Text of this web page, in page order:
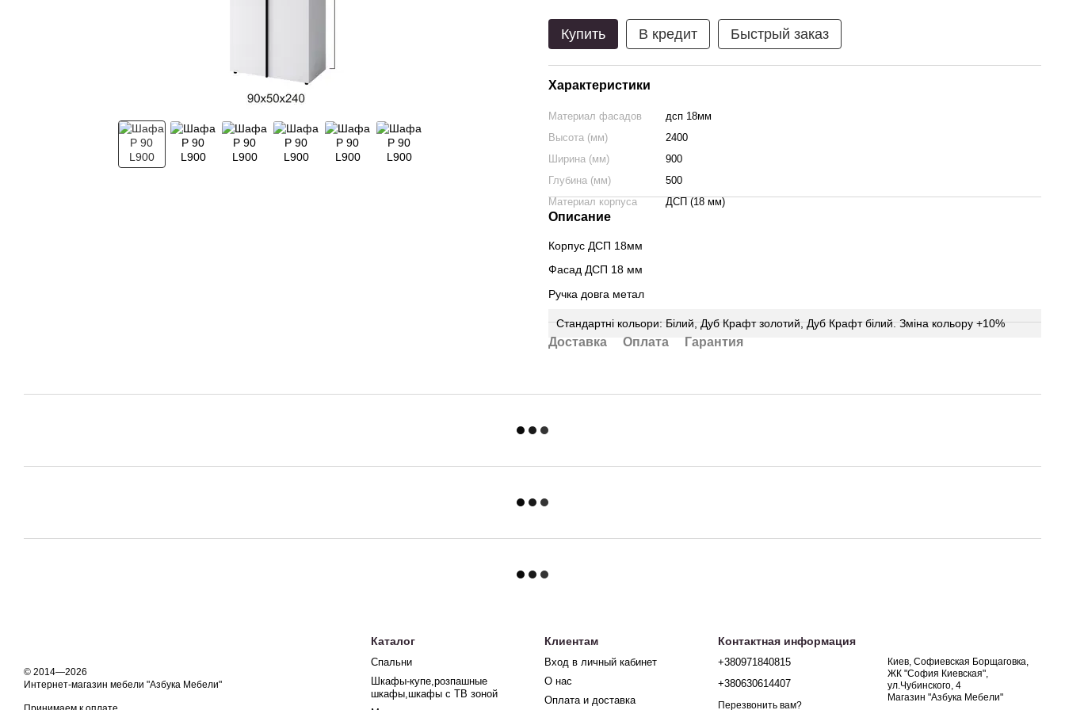
Купить В кредит Быстрый заказ
Характеристики
Материал фасадов
дсп 18мм
Высота (мм)
2400
Ширина (мм)
900
Глубина (мм)
500
Материал корпуса
ДСП (18 мм)
Описание
Корпус ДСП 18мм
Фасад ДСП 18 мм
Ручка довга метал
Стандартні кольори: Білий, Дуб Крафт золотий, Дуб Крафт білий. Зміна кольору +10%
Доставка Оплата Гарантия
© 2014—2026
Интернет-магазин мебели "Азбука Мебели"
Каталог
Спальни
Шкафы-купе,розпашные
шкафы,шкафы с ТВ зоной
Клиентам
Вход в личный кабинет
О нас
Оплата и доставка
Контактная информация
+380971840815
+380630614407
Перезвонить вам?
Киев, Софиевская Борщаговка,
ЖК "София Киевская",
ул.Чубинского, 4
Магазин "Азбука Мебели"